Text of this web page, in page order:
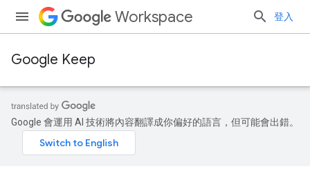
Workspace 登入
Google Keep
Google 會運用 AI 技術將內容翻譯成你偏好的語言，但可能會出錯。